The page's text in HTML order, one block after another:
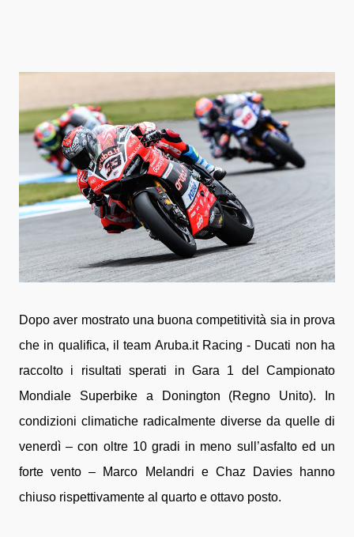
Dopo aver mostrato una buona competitività sia in prova
che in qualifica, il team Aruba.it Racing - Ducati non ha
raccolto i risultati sperati in Gara 1 del Campionato
Mondiale Superbike a Donington (Regno Unito). In
condizioni climatiche radicalmente diverse da quelle di
venerdì – con oltre 10 gradi in meno sull’asfalto ed un
forte vento – Marco Melandri e Chaz Davies hanno
chiuso rispettivamente al quarto e ottavo posto.